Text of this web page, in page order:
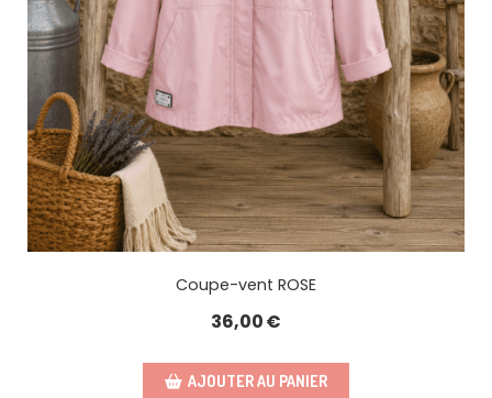
Coupe-vent ROSE
36,00€
AJOUTER AU PANIER